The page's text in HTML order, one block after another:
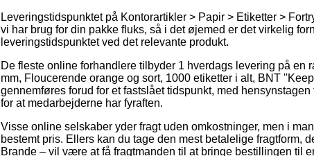
Leveringstidspunktet på Kontorartikler > Papir > Etiketter >
vi har brug for din pakke fluks, så i det øjemed er det virkelig
leveringstidspunktet ved det relevante produkt.
De fleste online forhandlere tilbyder 1 hverdags levering på
mm, Floucerende orange og sort, 1000 etiketter i alt, BNT
gennemføres forud for et fastslået tidspunkt, med
for at medarbejderne har fyraften.
Visse online selskaber yder fragt uden omkostninger, men i
bestemt pris. Ellers kan du tage den mest betalelige fragtform,
Brande – vil være at få fragtmanden til at bringe bestillingen til